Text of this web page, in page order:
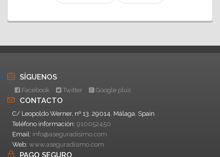
SÍGUENOS
Facebook Twitter Google plus
CONTACTO
C/ Leopoldo Werner, nº 13. 29014. Málaga. Spain
Teléfono información: 910052450
Email: info@aseguradisimo.com
Web: www.aseguradisimo.com
PAGO SEGURO